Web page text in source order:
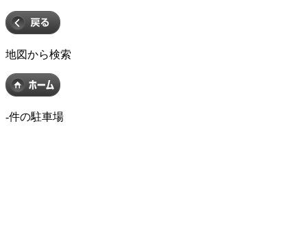
地図から検索
-件の駐車場